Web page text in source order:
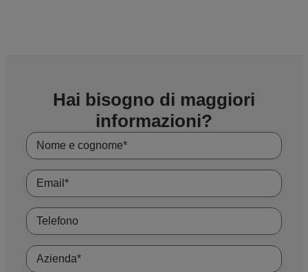
Hai bisogno di maggiori
informazioni?